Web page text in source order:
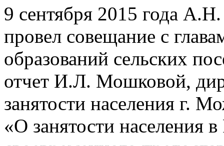
9 сентября 2015 года
провел совещание с
образований сельских
отчет И.Л. Мошковой,
занятости населения г.
«О занятости населения